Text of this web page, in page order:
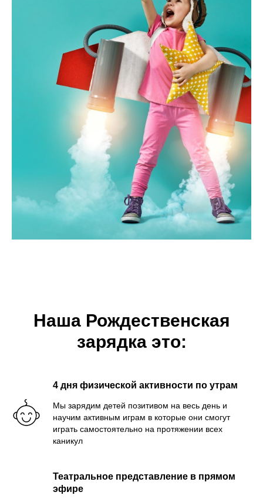
Наша Рождественская
зарядка это:
4 дня физической активности по утрам
Мы зарядим детей позитивом на весь день и
научим активным играм в которые они смогут
играть самостоятельно на протяжении всех
каникул
Театральное представление в прямом
эфире